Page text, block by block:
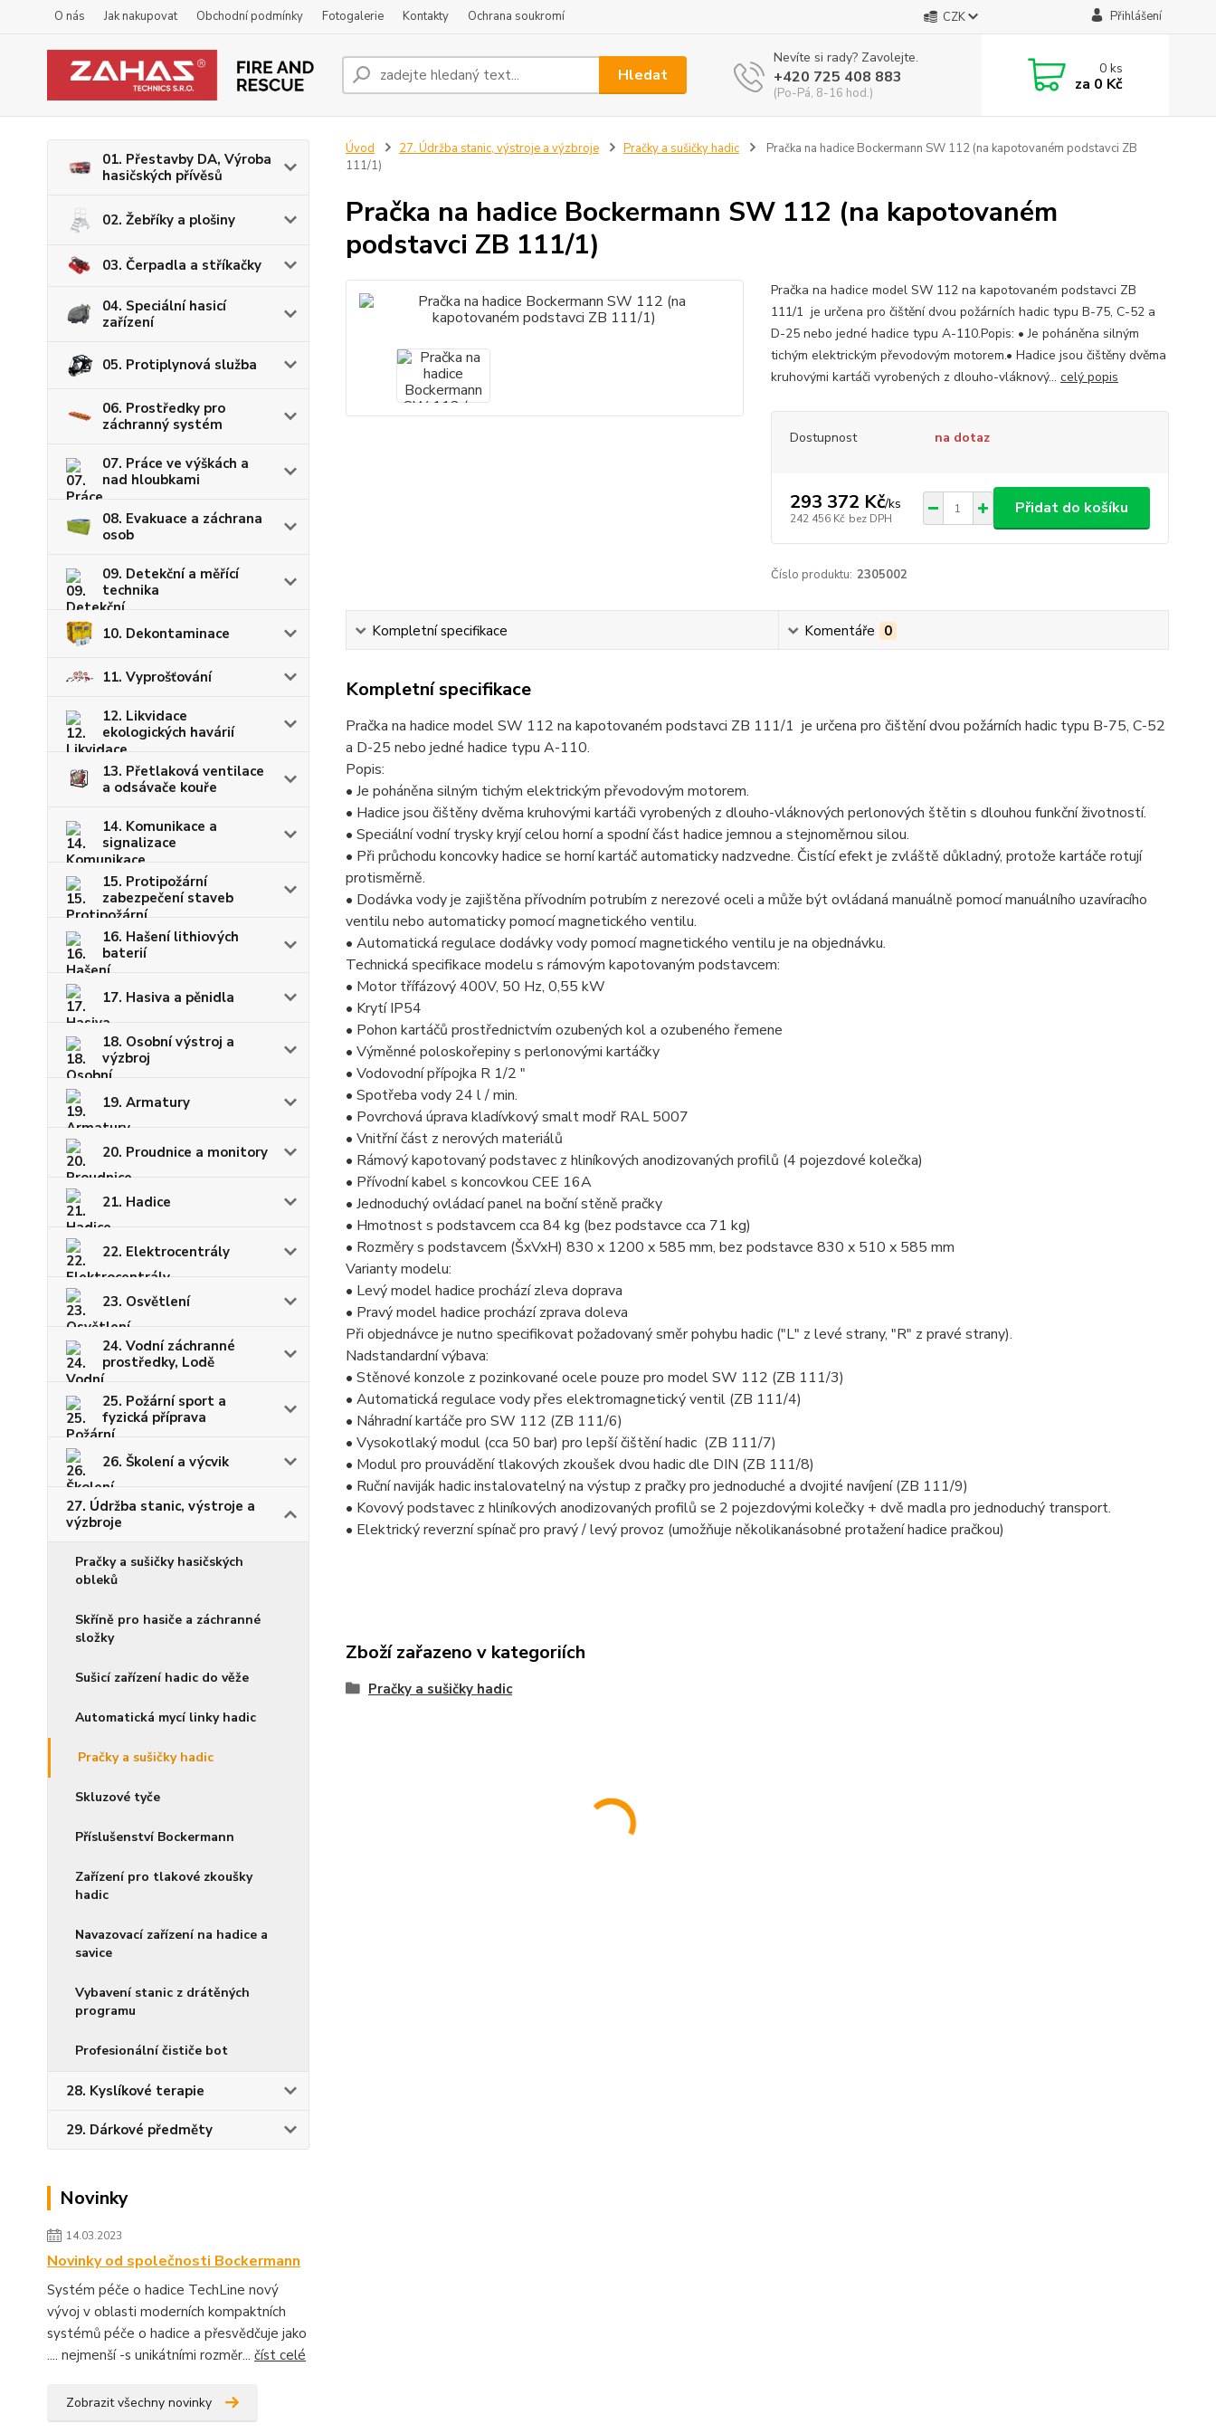
O nás Jak nakupovat Obchodní podmínky Fotogalerie Kontakty Ochrana soukromí CZK Přihlášení
Hledat
Nevíte si rady? Zavolejte.
+420 725 408 883
(Po-Pá, 8-16 hod.)
0ks
za 0 Kč
01. Přestavby DA, Výroba
hasičských přívěsů
02. Žebříky a plošiny
03. Čerpadla a stříkačky
04. Speciální hasicí
zařízení
05. Protiplynová služba
06. Prostředky pro
záchranný systém
07. Práce ve výškách a
nad hloubkami
08. Evakuace a záchrana
osob
09. Detekční a měřící
technika
10. Dekontaminace
11. Vyprošťování
12. Likvidace
ekologických havárií
13. Přetlaková ventilace
a odsávače kouře
14. Komunikace a
signalizace
15. Protipožární
zabezpečení staveb
16. Hašení lithiových
baterií
17. Hasiva a pěnidla
18. Osobní výstroj a
výzbroj
19. Armatury
20. Proudnice a monitory
21. Hadice
22. Elektrocentrály
23. Osvětlení
24. Vodní záchranné
prostředky, Lodě
25. Požární sport a
fyzická příprava
26. Školení a výcvik
27. Údržba stanic, výstroje a
výzbroje
Pračky a sušičky hasičských
obleků
Skříně pro hasiče a záchranné
složky
Sušicí zařízení hadic do věže
Automatická mycí linky hadic
Pračky a sušičky hadic
Skluzové tyče
Příslušenství Bockermann
Zařízení pro tlakové zkoušky
hadic
Navazovací zařízení na hadice a
savice
Vybavení stanic z drátěných
programu
Profesionální čističe bot
28. Kyslíkové terapie
29. Dárkové předměty
Novinky
14.03.2023
Novinky od společnosti Bockermann
Systém péče o hadice TechLine nový
vývoj v oblasti moderních kompaktních
systémů péče o hadice a přesvědčuje jako
.... nejmenší -s unikátními rozměr... číst celé
Zobrazit všechny novinky
Úvod 27. Údržba stanic, výstroje a výzbroje Pračky a sušičky hadic
Pračka na hadice Bockermann SW 112 (na kapotovaném podstavci ZB
111/1)
Pračka na hadice Bockermann SW 112 (na kapotovaném
podstavci ZB 111/1)
Pračka na hadice model SW 112 na kapotovaném podstavci ZB
111/1 je určena pro čištění dvou požárních hadic typu B-75, C-52 a
D-25 nebo jedné hadice typu A-110.Popis: • Je poháněna silným
tichým elektrickým převodovým motorem.• Hadice jsou čištěny dvěma
kruhovými kartáči vyrobených z dlouho-vláknový... celý popis
Dostupnost na dotaz
293 372 Kč/ks
242 456 Kč bez DPH
Přidat do košíku
Číslo produktu: 2305002
Kompletní specifikace Komentáře 0
Kompletní specifikace
Pračka na hadice model SW 112 na kapotovaném podstavci ZB 111/1 je určena pro čištění dvou požárních hadic typu B-75, C-52
a D-25 nebo jedné hadice typu A-110.
Popis:
• Je poháněna silným tichým elektrickým převodovým motorem.
• Hadice jsou čištěny dvěma kruhovými kartáči vyrobených z dlouho-vláknových perlonových štětin s dlouhou funkční životností.
• Speciální vodní trysky kryjí celou horní a spodní část hadice jemnou a stejnoměrnou silou.
• Při průchodu koncovky hadice se horní kartáč automaticky nadzvedne. Čistící efekt je zvláště důkladný, protože kartáče rotují
protisměrně.
• Dodávka vody je zajištěna přívodním potrubím z nerezové oceli a může být ovládaná manuálně pomocí manuálního uzavíracího
ventilu nebo automaticky pomocí magnetického ventilu.
• Automatická regulace dodávky vody pomocí magnetického ventilu je na objednávku.
Technická specifikace modelu s rámovým kapotovaným podstavcem:
• Motor třífázový 400V, 50 Hz, 0,55 kW
• Krytí IP54
• Pohon kartáčů prostřednictvím ozubených kol a ozubeného řemene
• Výměnné poloskořepiny s perlonovými kartáčky
• Vodovodní přípojka R 1/2 "
• Spotřeba vody 24 l / min.
• Povrchová úprava kladívkový smalt modř RAL 5007
• Vnitřní část z nerových materiálů
• Rámový kapotovaný podstavec z hliníkových anodizovaných profilů (4 pojezdové kolečka)
• Přívodní kabel s koncovkou CEE 16A
• Jednoduchý ovládací panel na boční stěně pračky
• Hmotnost s podstavcem cca 84 kg (bez podstavce cca 71 kg)
• Rozměry s podstavcem (ŠxVxH) 830 x 1200 x 585 mm, bez podstavce 830 x 510 x 585 mm
Varianty modelu:
• Levý model hadice prochází zleva doprava
• Pravý model hadice prochází zprava doleva
Při objednávce je nutno specifikovat požadovaný směr pohybu hadic ("L" z levé strany, "R" z pravé strany).
Nadstandardní výbava:
• Stěnové konzole z pozinkované ocele pouze pro model SW 112 (ZB 111/3)
• Automatická regulace vody přes elektromagnetický ventil (ZB 111/4)
• Náhradní kartáče pro SW 112 (ZB 111/6)
• Vysokotlaký modul (cca 50 bar) pro lepší čištění hadic (ZB 111/7)
• Modul pro prouvádění tlakových zkoušek dvou hadic dle DIN (ZB 111/8)
• Ruční naviják hadic instalovatelný na výstup z pračky pro jednoduché a dvojité navíjení (ZB 111/9)
• Kovový podstavec z hliníkových anodizovaných profilů se 2 pojezdovými kolečky + dvě madla pro jednoduchý transport.
• Elektrický reverzní spínač pro pravý / levý provoz (umožňuje několikanásobné protažení hadice pračkou)
Zboží zařazeno v kategoriích
Pračky a sušičky hadic